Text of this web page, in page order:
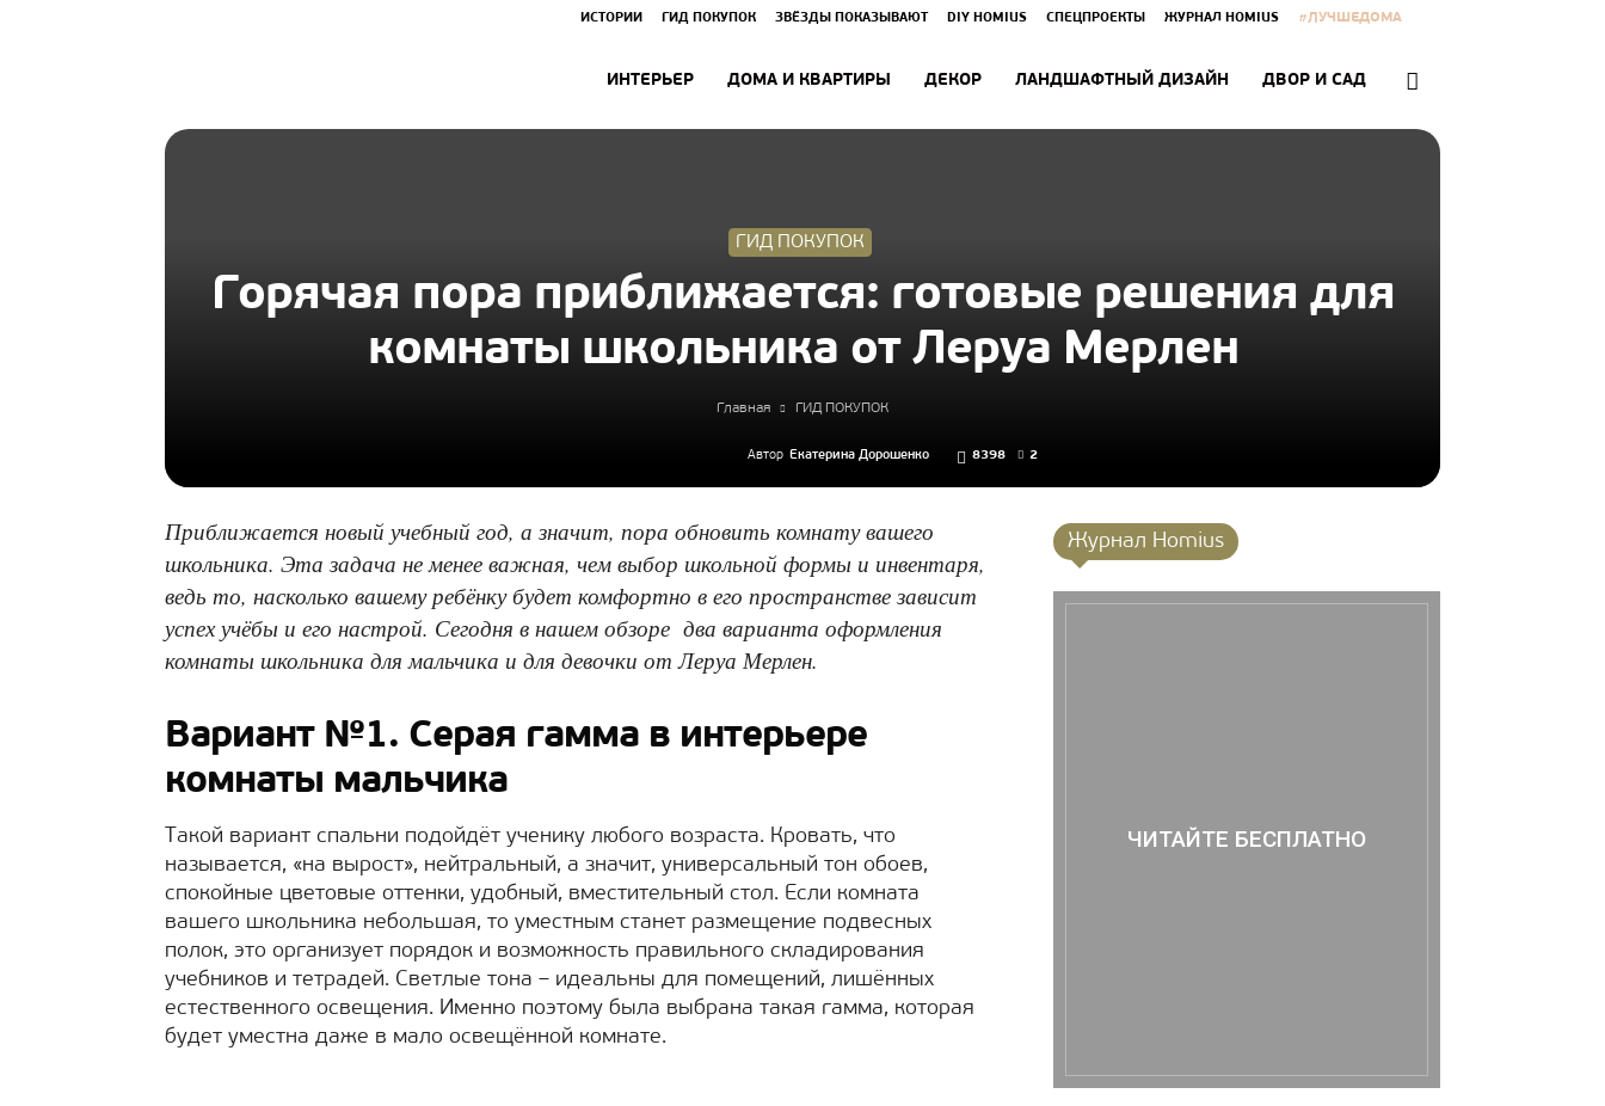
ИСТОРИИ ГИД ПОКУПОК ЗВЁЗДЫ ПОКАЗЫВАЮТ DIY HOMIUS СПЕЦПРОЕКТЫ ЖУРНАЛ HOMIUS #ЛУЧШЕДОМА
ИНТЕРЬЕР ДОМА И КВАРТИРЫ ДЕКОР ЛАНДШАФТНЫЙ ДИЗАЙН ДВОР И САД
ГИД ПОКУПОК
Горячая пора приближается: готовые решения для
комнаты школьника от Леруа Мерлен
Главная ГИД ПОКУПОК
Автор Екатерина Дорошенко 8398 2
Приближается новый учебный год, а значит, пора обновить комнату вашего
школьника. Эта задача не менее важная, чем выбор школьной формы и инвентаря,
ведь то, насколько вашему ребёнку будет комфортно в его пространстве зависит
успех учёбы и его настрой. Сегодня в нашем обзоре два варианта оформления
комнаты школьника для мальчика и для девочки от Леруа Мерлен.
Вариант №1. Серая гамма в интерьере
комнаты мальчика
Такой вариант спальни подойдёт ученику любого возраста. Кровать, что
называется, «на вырост», нейтральный, а значит, универсальный тон обоев,
спокойные цветовые оттенки, удобный, вместительный стол. Если комната
вашего школьника небольшая, то уместным станет размещение подвесных
полок, это организует порядок и возможность правильного складирования
учебников и тетрадей. Светлые тона – идеальны для помещений, лишённых
естественного освещения. Именно поэтому была выбрана такая гамма, которая
будет уместна даже в мало освещённой комнате.
Журнал Homius
ЧИТАЙТЕ БЕСПЛАТНО